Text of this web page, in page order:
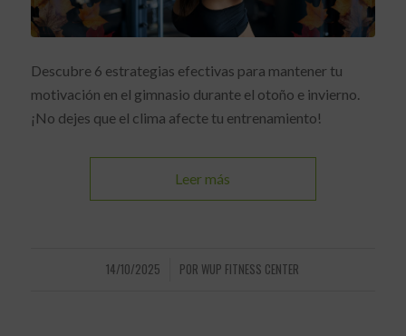
Descubre 6 estrategias efectivas para mantener tu
motivación en el gimnasio durante el otoño e invierno.
¡No dejes que el clima afecte tu entrenamiento!
Leer más
14/10/2025
/ POR WUP FITNESS CENTER